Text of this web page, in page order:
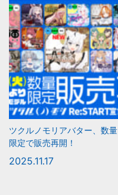
ツクルノモリアバター、数量
限定で販売再開！
2025.11.17